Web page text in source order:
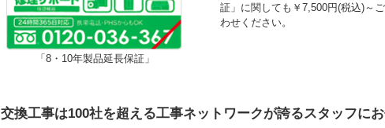
「8・10年製品延長保証」
証」に関しても￥7,500円(税込)～
わせください。
交換工事は100社を超える工事ネットワークが誇るスタッフにお